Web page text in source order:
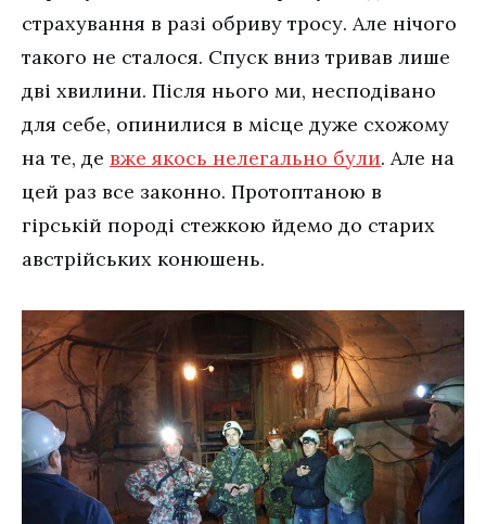
страхування в разі обриву тросу. Але нічого
такого не сталося. Спуск вниз тривав лише
дві хвилини. Після нього ми, несподівано
для себе, опинилися в місце дуже схожому
на те, де вже якось нелегально були. Але на
цей раз все законно. Протоптаною в
гірській породі стежкою йдемо до старих
австрійських конюшень.